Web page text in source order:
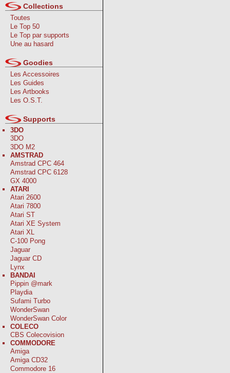
Collections
Toutes
Le Top 50
Le Top par supports
Une au hasard
Goodies
Les Accessoires
Les Guides
Les Artbooks
Les O.S.T.
Supports
3DO
3DO
3DO M2
AMSTRAD
Amstrad CPC 464
Amstrad CPC 6128
GX 4000
ATARI
Atari 2600
Atari 7800
Atari ST
Atari XE System
Atari XL
C-100 Pong
Jaguar
Jaguar CD
Lynx
BANDAI
Pippin @mark
Playdia
Sufami Turbo
WonderSwan
WonderSwan Color
COLECO
CBS Colecovision
COMMODORE
Amiga
Amiga CD32
Commodore 16